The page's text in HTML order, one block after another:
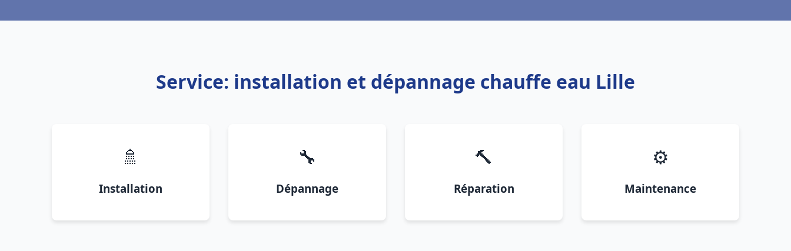
Service: installation et dépannage chauffe eau Lille
🚿
Installation
🔧
Dépannage
🔨
Réparation
⚙️
Maintenance